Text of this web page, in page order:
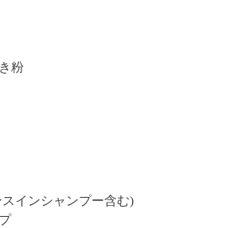
粉
インシャンプー含む)